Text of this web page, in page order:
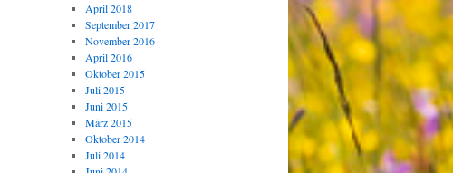
April 2018
September 2017
November 2016
April 2016
Oktober 2015
Juli 2015
Juni 2015
März 2015
Oktober 2014
Juli 2014